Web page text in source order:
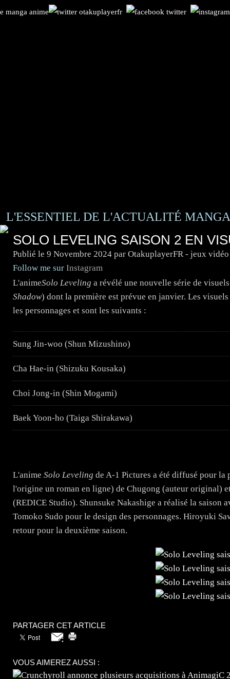
L'ESSENTIEL DE L'ACTUALITÉ
SOLO LEVELING SAISON 2 EN
Publié le 9 Novembre 2024 par OtakuplayerFR - jeux
Follow me sur Instagram
L'animeSolo Leveling a révélé une nouvelle série de
Shadow) dont la première est prévue en janvier. Les
les personnages et sont les suivants :
Sung Jin-woo (Shun Mizushino)
Cha Hae-in (Shizuku Kousaka)
Choi Jong-in (Shin Mogami)
Baek Yoon-ho (Taiga Shirakawa)
L'anime Solo Leveling de A-1 Pictures a été diffusé pour
l'origine un roman en ligne) de Chugong (auteur original)
(REDICE Studio). Shunsuke Nakashige a réalisé la
Tomoko Sudo pour le design des personnages. Hiroyuki
retour pour la deuxième saison.
PARTAGER CET ARTICLE
VOUS AIMEREZ AUSSI :